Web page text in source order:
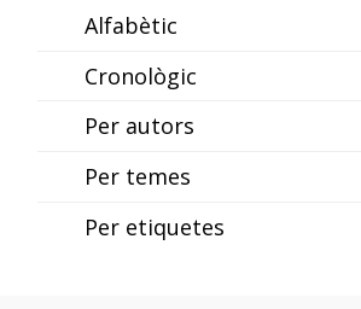
Alfabètic
Cronològic
Per autors
Per temes
Per etiquetes